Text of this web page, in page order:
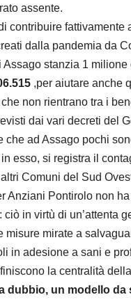
assente.
contribuire fattivamente
dalla pandemia da
stanzia 1 milione
,per aiutare anche
non rientrano tra i
dai vari decreti del
che ad Assago pochi
esso, si registra il
Comuni del Sud
Anziani Pontirolo non
ciò in virtù di un’attenta
misure mirate a
in adesione a sani e
la centralità
dubbio, un modello da